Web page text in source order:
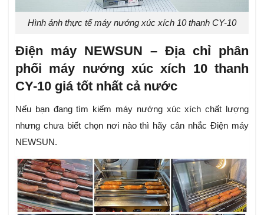
Hình ảnh thực tế máy nướng xúc xích 10 thanh CY-10
Điện máy NEWSUN – Địa chỉ phân
phối máy nướng xúc xích 10 thanh
CY-10 giá tốt nhất cả nước
Nếu bạn đang tìm kiếm máy nướng xúc xích chất lượng
nhưng chưa biết chọn nơi nào thì hãy cân nhắc Điện máy
NEWSUN.